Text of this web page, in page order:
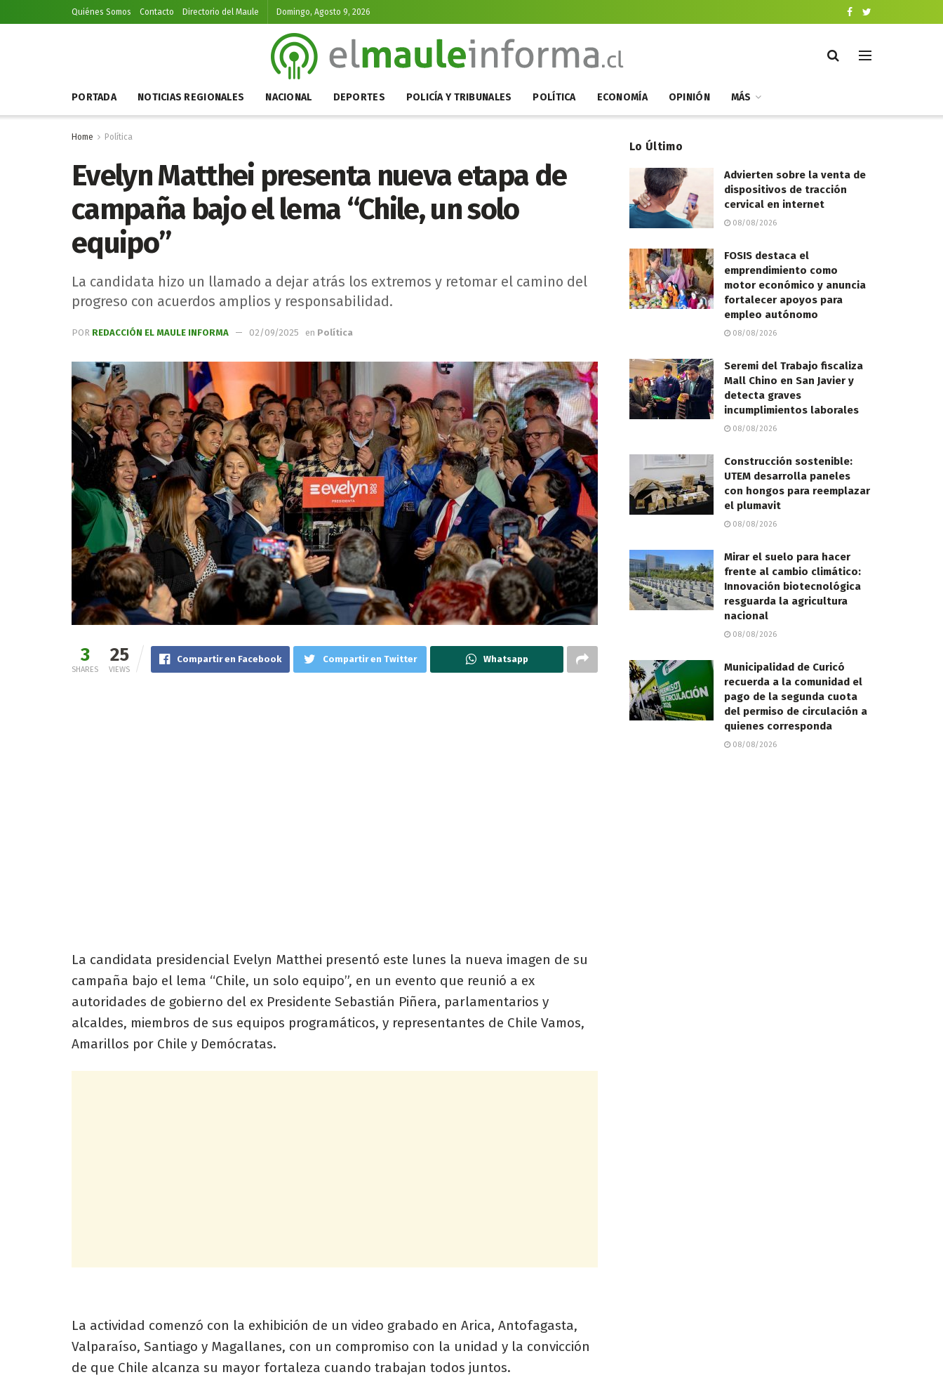
Quiénes Somos Contacto Directorio del Maule Domingo, Agosto 9, 2026
PORTADA NOTICIAS REGIONALES NACIONAL DEPORTES POLICÍA Y TRIBUNALES POLÍTICA ECONOMÍA OPINIÓN MÁS
Home Política
Evelyn Matthei presenta nueva etapa de
campaña bajo el lema “Chile, un solo
equipo”
La candidata hizo un llamado a dejar atrás los extremos y retomar el camino del
progreso con acuerdos amplios y responsabilidad.
POR REDACCIÓN EL MAULE INFORMA 02/09/2025 en Política
3
SHARES
25
VIEWS
Compartir en Facebook Compartir en Twitter Whatsapp
La candidata presidencial Evelyn Matthei presentó este lunes la nueva imagen de su
campaña bajo el lema “Chile, un solo equipo”, en un evento que reunió a ex
autoridades de gobierno del ex Presidente Sebastián Piñera, parlamentarios y
alcaldes, miembros de sus equipos programáticos, y representantes de Chile Vamos,
Amarillos por Chile y Demócratas.
La actividad comenzó con la exhibición de un video grabado en Arica, Antofagasta,
Valparaíso, Santiago y Magallanes, con un compromiso con la unidad y la convicción
de que Chile alcanza su mayor fortaleza cuando trabajan todos juntos.
Lo Último
Advierten sobre la venta de
dispositivos de tracción
cervical en internet
08/08/2026
FOSIS destaca el
emprendimiento como
motor económico y anuncia
fortalecer apoyos para
empleo autónomo
08/08/2026
Seremi del Trabajo fiscaliza
Mall Chino en San Javier y
detecta graves
incumplimientos laborales
08/08/2026
Construcción sostenible:
UTEM desarrolla paneles
con hongos para reemplazar
el plumavit
08/08/2026
Mirar el suelo para hacer
frente al cambio climático:
Innovación biotecnológica
resguarda la agricultura
nacional
08/08/2026
Municipalidad de Curicó
recuerda a la comunidad el
pago de la segunda cuota
del permiso de circulación a
quienes corresponda
08/08/2026